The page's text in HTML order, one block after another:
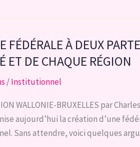
FÉDÉRALE À DEUX
ET DE CHAQUE RÉGION
/Institutionnel
WALLONIE-BRUXELLES par
aujourd’hui la création d’une
Sans attendre, voici quelques